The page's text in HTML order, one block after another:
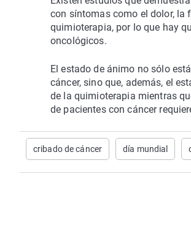
con síntomas como el dolor, la
quimioterapia, por lo que hay
oncológicos.
El estado de ánimo no sólo
cáncer, sino que, además, el
de la quimioterapia mientras
de pacientes con cáncer
cribado de cáncer día mundial